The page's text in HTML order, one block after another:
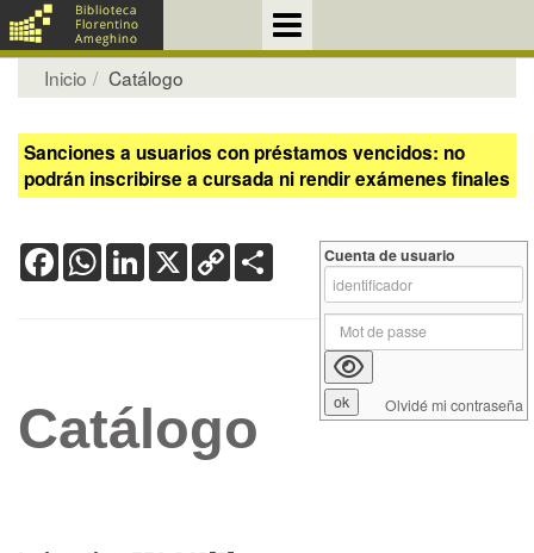
Inicio Catálogo
Sanciones a usuarios con préstamos vencidos: no
podrán inscribirse a cursada ni rendir exámenes finales
FacebookWhatsApp
LinkedIn
X Copy
Link
Catálogo
Cuenta de usuario
Olvidé mi contraseña